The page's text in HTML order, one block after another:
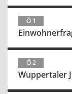
Ö 1
Ö 2
Wuppertaler